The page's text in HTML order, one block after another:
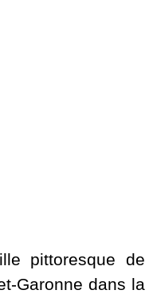
pittoresque de
Garonne dans la